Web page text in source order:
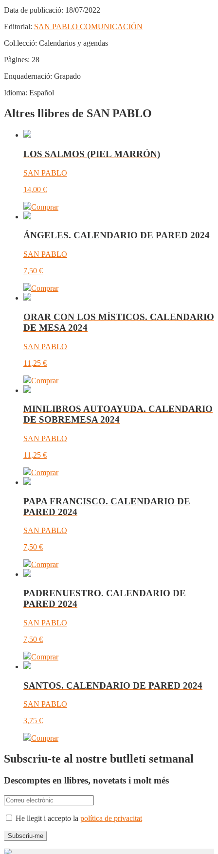
Data de publicació: 18/07/2022
Editorial: SAN PABLO COMUNICACIÓN
Col.lecció: Calendarios y agendas
Pàgines: 28
Enquadernació: Grapado
Idioma: Español
Altres llibres de SAN PABLO
LOS SALMOS (PIEL MARRÓN)
SAN PABLO
14,00 €
Comprar
ÁNGELES. CALENDARIO DE PARED 2024
SAN PABLO
7,50 €
Comprar
ORAR CON LOS MÍSTICOS. CALENDARIO
DE MESA 2024
SAN PABLO
11,25 €
Comprar
MINILIBROS AUTOAYUDA. CALENDARIO
DE SOBREMESA 2024
SAN PABLO
11,25 €
Comprar
PAPA FRANCISCO. CALENDARIO DE
PARED 2024
SAN PABLO
7,50 €
Comprar
PADRENUESTRO. CALENDARIO DE
PARED 2024
SAN PABLO
7,50 €
Comprar
SANTOS. CALENDARIO DE PARED 2024
SAN PABLO
3,75 €
Comprar
Subscriu-te al nostre butlletí setmanal
Descomptes en llibres, novetats i molt més
He llegit i accepto la política de privacitat